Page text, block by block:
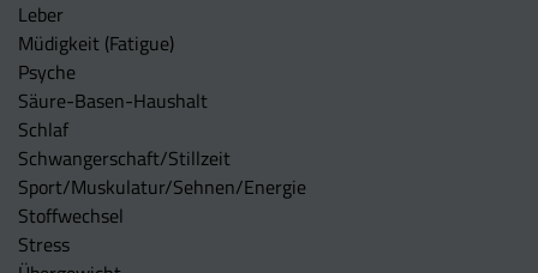
Leber
Müdigkeit (Fatigue)
Psyche
Säure-Basen-Haushalt
Schlaf
Schwangerschaft/Stillzeit
Sport/Muskulatur/Sehnen/Energie
Stoffwechsel
Stress